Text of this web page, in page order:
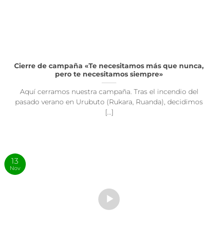
Cierre de campaña «Te necesitamos más que nunca,
pero te necesitamos siempre»
Aquí cerramos nuestra campaña. Tras el incendio del
pasado verano en Urubuto (Rukara, Ruanda), decidimos
[...]
13
Nov